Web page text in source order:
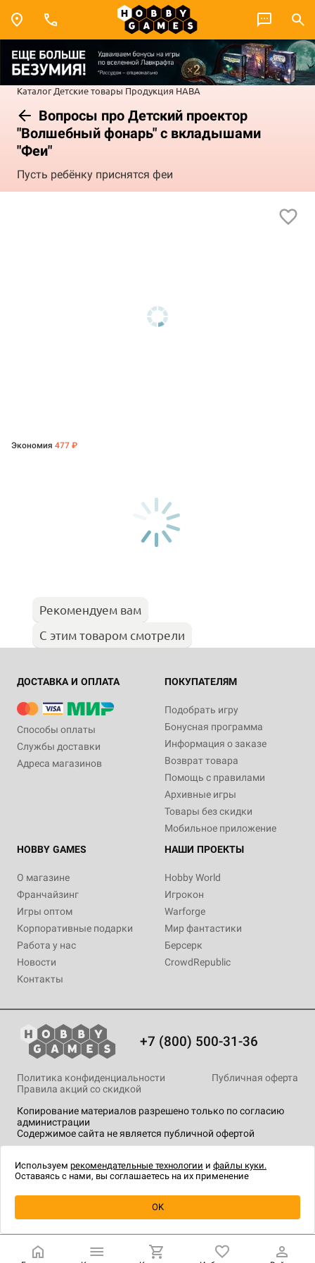
Каталог Детские товары Продукция HABA
Вопросы про Детский проектор
"Волшебный фонарь" с вкладышами
"Феи"
Пусть ребёнку приснятся феи
Купить| 1 113 ₽
Экономия 477 ₽
Рекомендуем вам
С этим товаром смотрели
ДОСТАВКА И ОПЛАТА
Способы оплаты
Службы доставки
Адреса магазинов
ПОКУПАТЕЛЯМ
Подобрать игру
Бонусная программа
Информация о заказе
Возврат товара
Помощь с правилами
Архивные игры
Товары без скидки
Мобильное приложение
HOBBY GAMES
О магазине
Франчайзинг
Игры оптом
Корпоративные подарки
Работа у нас
Новости
Контакты
НАШИ ПРОЕКТЫ
Hobby World
Игрокон
Warforge
Мир фантастики
Берсерк
CrowdRepublic
+7 (800) 500-31-36
Копирование материалов разрешено только по согласию
администрации
Содержимое сайта не является публичной офертой
Политика конфиденциальности
Публичная оферта
Правила акций со скидкой
технологии.
Используем рекомендательные технологии и файлы куки.
Оставаясь с нами, вы соглашаетесь на их применение
OK